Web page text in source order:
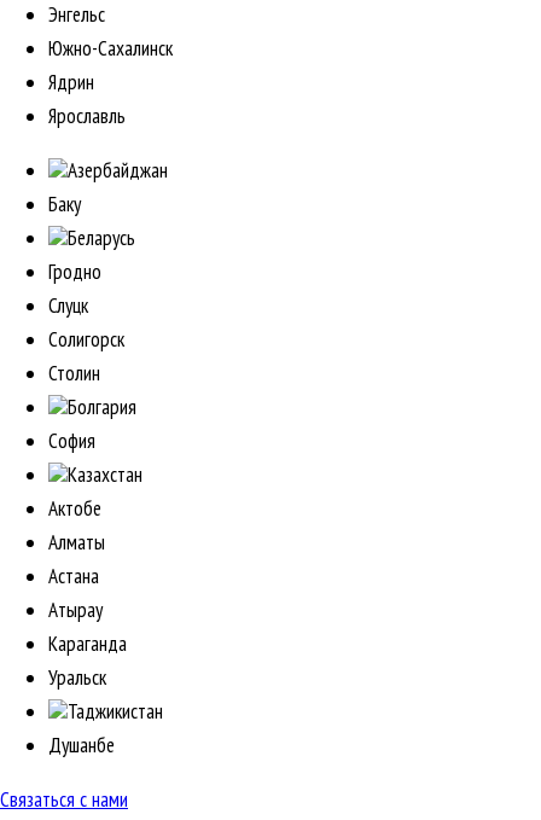
Энгельс
Южно-Сахалинск
Ядрин
Ярославль
Азербайджан
Баку
Беларусь
Гродно
Слуцк
Солигорск
Столин
Болгария
София
Казахстан
Актобе
Алматы
Астана
Атырау
Караганда
Уральск
Таджикистан
Душанбе
Связаться с нами